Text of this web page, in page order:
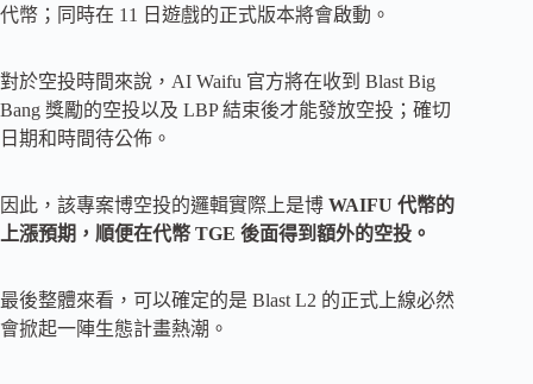
代幣；同時在 11 日遊戲的正式版本將會啟動。
對於空投時間來說，AI Waifu 官方將在收到 Blast Big
Bang 獎勵的空投以及 LBP 結束後才能發放空投；確切
日期和時間待公佈。
因此，該專案博空投的邏輯實際上是博 WAIFU 代幣的
上漲預期，順便在代幣 TGE 後面得到額外的空投。
最後整體來看，可以確定的是 Blast L2 的正式上線必然
會掀起一陣生態計畫熱潮。